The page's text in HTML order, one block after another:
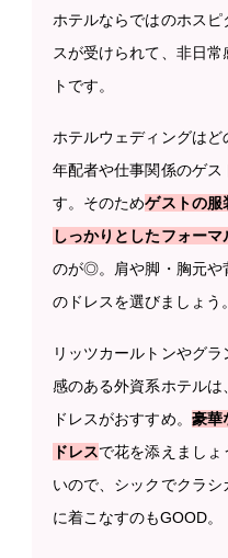
ホテルならではのホス
スが受けられて、非日
トです。
ホテルウェディングはど
年配者や仕事関係のゲス
す。そのためゲストの服
しっかりとしたフォー
のが◎。肩や脚・胸元や
のドレスを選びましょう。
リッツカールトンやグ
感のある外資系ホテル
ドレスがおすすめ。 豪華
ドレスで花を添えましょ
いので、シックでクラ
に着こなすのもGOOD。